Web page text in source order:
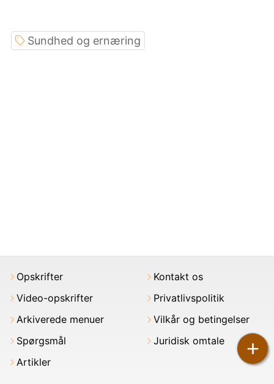
+
Sundhed og ernæring
Opskrifter
Video-opskrifter
Arkiverede menuer
Spørgsmål
Artikler
Kontakt os
Privatlivspolitik
Vilkår og betingelser
Juridisk omtale